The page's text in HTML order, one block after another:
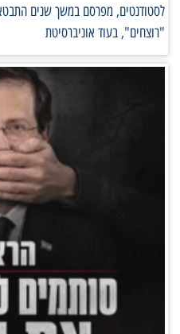
לסטודנטים, מפרסם במשך שנים
"רוצחים", בעוד אוניברסיטת